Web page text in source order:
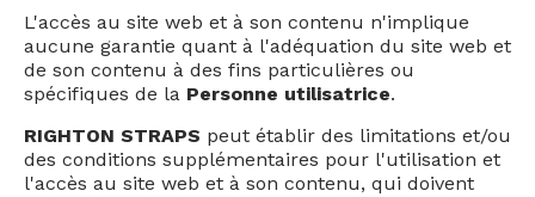
L'accès au site web et à son contenu n'implique
aucune garantie quant à l'adéquation du site web et
de son contenu à des fins particulières ou
spécifiques de la Personne utilisatrice.
RIGHTON STRAPS peut établir des limitations et/ou
des conditions supplémentaires pour l'utilisation et
l'accès au site web et à son contenu, qui doivent